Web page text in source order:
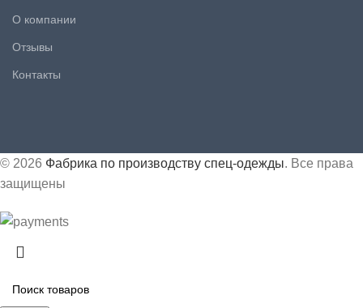
О компании
Отзывы
Контакты
© 2026 Фабрика по производству спец-одежды. Все права
защищены